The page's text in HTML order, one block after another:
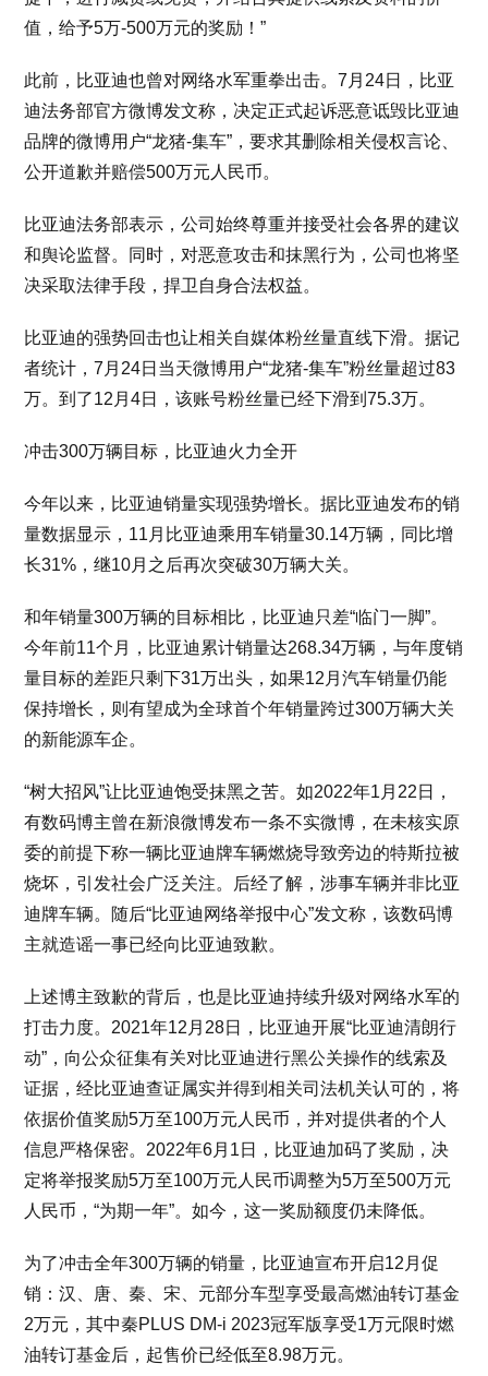
值，给予5万-500万元的奖励！”
此前，比亚迪也曾对网络水军重拳出击。7月24日，比亚
迪法务部官方微博发文称，决定正式起诉恶意诋毁比亚迪
品牌的微博用户“龙猪-集车”，要求其删除相关侵权言论、
公开道歉并赔偿500万元人民币。
比亚迪法务部表示，公司始终尊重并接受社会各界的建议
和舆论监督。同时，对恶意攻击和抹黑行为，公司也将坚
决采取法律手段，捍卫自身合法权益。
比亚迪的强势回击也让相关自媒体粉丝量直线下滑。据记
者统计，7月24日当天微博用户“龙猪-集车”粉丝量超过83
万。到了12月4日，该账号粉丝量已经下滑到75.3万。
冲击300万辆目标，比亚迪火力全开
今年以来，比亚迪销量实现强势增长。据比亚迪发布的销
量数据显示，11月比亚迪乘用车销量30.14万辆，同比增
长31%，继10月之后再次突破30万辆大关。
和年销量300万辆的目标相比，比亚迪只差“临门一脚”。
今年前11个月，比亚迪累计销量达268.34万辆，与年度销
量目标的差距只剩下31万出头，如果12月汽车销量仍能
保持增长，则有望成为全球首个年销量跨过300万辆大关
的新能源车企。
“树大招风”让比亚迪饱受抹黑之苦。如2022年1月22日，
有数码博主曾在新浪微博发布一条不实微博，在未核实原
委的前提下称一辆比亚迪牌车辆燃烧导致旁边的特斯拉被
烧坏，引发社会广泛关注。后经了解，涉事车辆并非比亚
迪牌车辆。随后“比亚迪网络举报中心”发文称，该数码博
主就造谣一事已经向比亚迪致歉。
上述博主致歉的背后，也是比亚迪持续升级对网络水军的
打击力度。2021年12月28日，比亚迪开展“比亚迪清朗行
动”，向公众征集有关对比亚迪进行黑公关操作的线索及
证据，经比亚迪查证属实并得到相关司法机关认可的，将
依据价值奖励5万至100万元人民币，并对提供者的个人
信息严格保密。2022年6月1日，比亚迪加码了奖励，决
定将举报奖励5万至100万元人民币调整为5万至500万元
人民币，“为期一年”。如今，这一奖励额度仍未降低。
为了冲击全年300万辆的销量，比亚迪宣布开启12月促
销：汉、唐、秦、宋、元部分车型享受最高燃油转订基金
2万元，其中秦PLUS DM-i 2023冠军版享受1万元限时燃
油转订基金后，起售价已经低至8.98万元。